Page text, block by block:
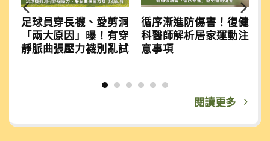
足球員穿長襪、愛剪洞
「兩大原因」曝！有穿
靜脈曲張壓力襪別亂試
循序漸進防傷害！復健
科醫師解析居家運動注
意事項
閱讀更多